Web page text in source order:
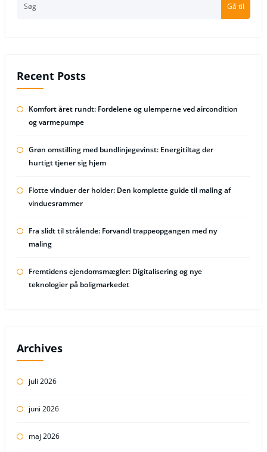
Gå til
Recent Posts
Komfort året rundt: Fordelene og ulemperne ved aircondition
og varmepumpe
Grøn omstilling med bundlinjegevinst: Energitiltag der
hurtigt tjener sig hjem
Flotte vinduer der holder: Den komplette guide til maling af
vinduesrammer
Fra slidt til strålende: Forvandl trappeopgangen med ny
maling
Fremtidens ejendomsmægler: Digitalisering og nye
teknologier på boligmarkedet
Archives
juli 2026
juni 2026
maj 2026